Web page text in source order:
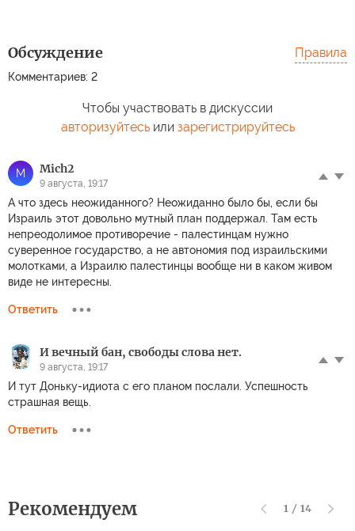
Обсуждение
Комментариев: 2
Правила
Чтобы участвовать в дискуссии
авторизуйтесьили зарегистрируйтесь
M Mich2
9 августа, 19:17
А что здесь неожиданного? Неожиданно было бы, если бы
Израиль этот довольно мутный план поддержал. Там есть
непреодолимое противоречие - палестинцам нужно
суверенное государство, а не автономия под израильскими
молотками, а Израилю палестинцы вообще ни в каком живом
виде не интересны.
Ответить
И вечный бан, свободы слова нет.
9 августа, 19:17
И тут Доньку-идиота с его планом послали. Успешность
страшная вещь.
Ответить
Рекомендуем 1 / 14